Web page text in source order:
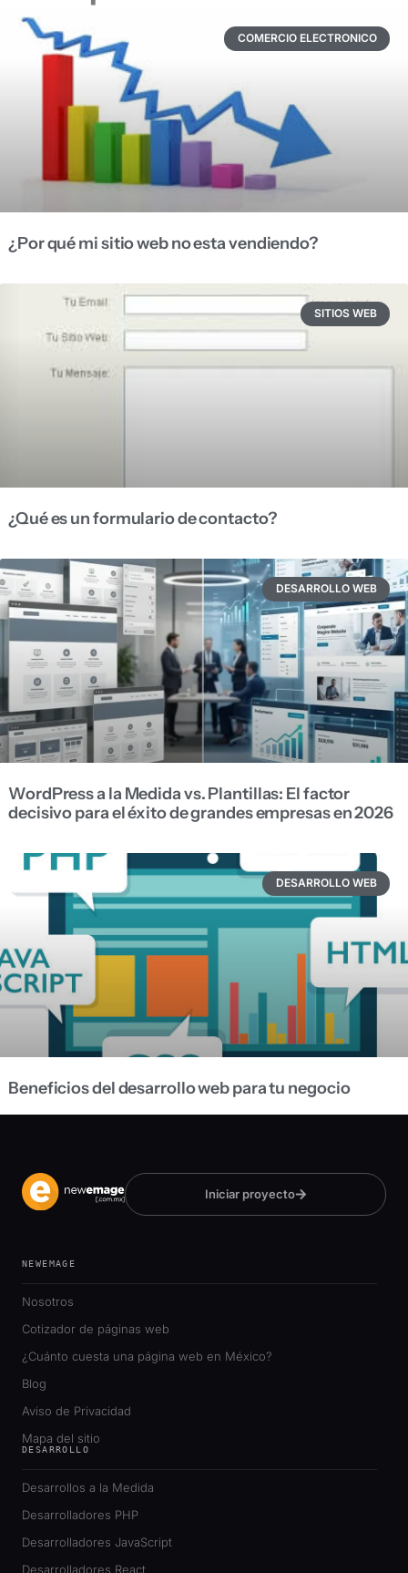
COMERCIO ELECTRONICO
¿Por qué mi sitio web no esta vendiendo?
SITIOS WEB
¿Qué es un formulario de contacto?
DESARROLLO WEB
WordPress a la Medida vs. Plantillas: El factor
decisivo para el éxito de grandes empresas en 2026
DESARROLLO WEB
Beneficios del desarrollo web para tu negocio
Iniciar proyecto
NEWEMAGE
Nosotros
Cotizador de páginas web
¿Cuánto cuesta una página web en México?
Blog
Aviso de Privacidad
Mapa del sitio
DESARROLLO
Desarrollos a la Medida
Desarrolladores PHP
Desarrolladores JavaScript
Desarrolladores React